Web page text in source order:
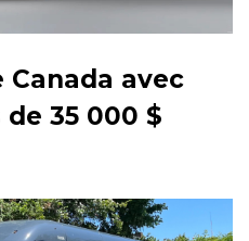
Canada avec
35 000 $